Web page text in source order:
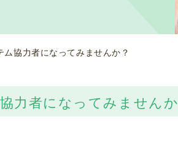
ム協力者になってみませんか？
力者になってみませんか